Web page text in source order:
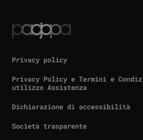
Privacy policy
Privacy Policy e Termini e
utilizzo Assistenza
Dichiarazione di accessibilità
cta.screenReaderExternal
Società trasparente
cta.screenReaderExternal